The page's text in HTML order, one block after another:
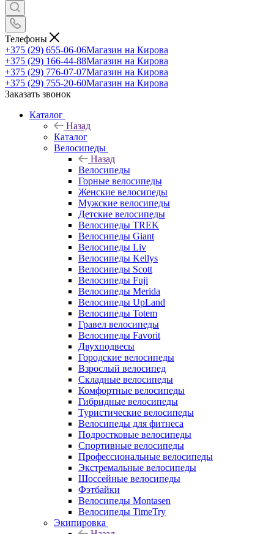
Телефоны
+375 (29) 655-06-06Магазин на Кирова
+375 (29) 166-44-88Магазин на Кирова
+375 (29) 776-07-07Магазин на Кирова
+375 (29) 755-20-60Магазин на Кирова
Заказать звонок
Каталог
Назад
Каталог
Велосипеды
Назад
Велосипеды
Горные велосипеды
Женские велосипеды
Мужские велосипеды
Детские велосипеды
Велосипеды TREK
Велосипеды Giant
Велосипеды Liv
Велосипеды Kellys
Велосипеды Scott
Велосипеды Fuji
Велосипеды Merida
Велосипеды UpLand
Велосипеды Totem
Гравел велосипеды
Велосипеды Favorit
Двухподвесы
Городские велосипеды
Взрослый велосипед
Складные велосипеды
Комфортные велосипеды
Гибридные велосипеды
Туристические велосипеды
Велосипеды для фитнеса
Подростковые велосипеды
Спортивные велосипеды
Профессиональные велосипеды
Экстремальные велосипеды
Шоссейные велосипеды
Фэтбайки
Велосипеды Montasen
Велосипеды TimeTry
Экипировка